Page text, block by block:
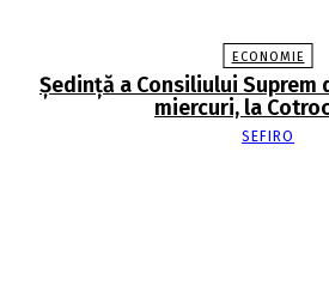
ECONOMIE
Şedinţă a Consiliului Suprem
miercuri, la
SEFIRO